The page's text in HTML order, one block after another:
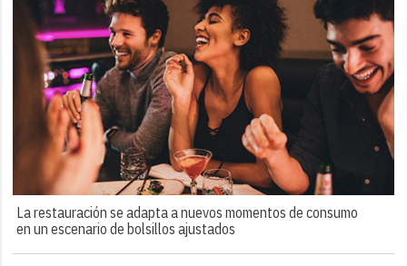
La restauración se adapta a nuevos momentos de consumo
en un escenario de bolsillos ajustados